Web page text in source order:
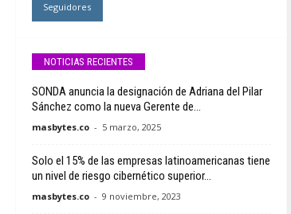
Seguidores
NOTICIAS RECIENTES
SONDA anuncia la designación de Adriana del Pilar
Sánchez como la nueva Gerente de...
masbytes.co - 5 marzo, 2025
Solo el 15% de las empresas latinoamericanas tiene
un nivel de riesgo cibernético superior...
masbytes.co - 9 noviembre, 2023